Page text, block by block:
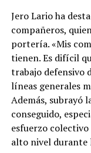
Jero Lario ha
compañeros,
portería. «Mis
tienen. Es difícil
trabajo defensivo
líneas generales
Además, subrayó
conseguido,
esfuerzo
alto nivel durante